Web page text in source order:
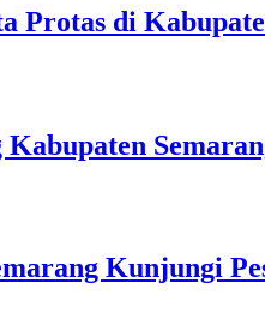
Protas di
Kunjungi